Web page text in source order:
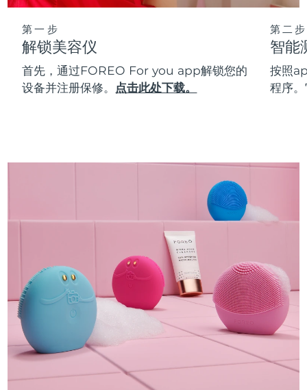
第一步
解锁美容仪
首先，通过FOREO For you app解锁您的
设备并注册保修。 点击此处下载。
第二步
智能
按照
程序